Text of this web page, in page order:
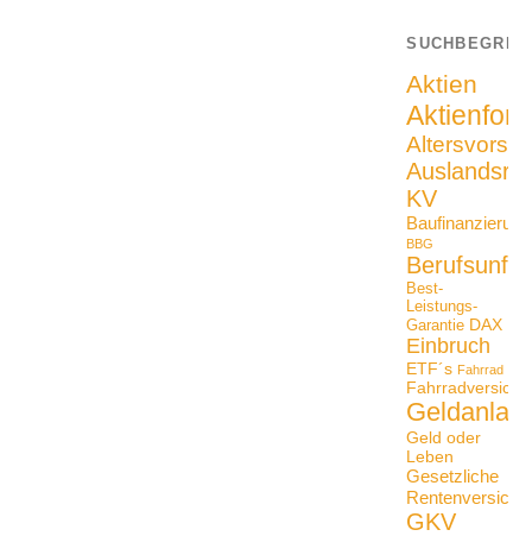
Aktien
KV
Baufinanzierung
BBG
Best-
Leistungs-
Garantie DAX
Einbruch
ETF´s Fahrrad
Geld oder
Leben
Gesetzliche
GKV